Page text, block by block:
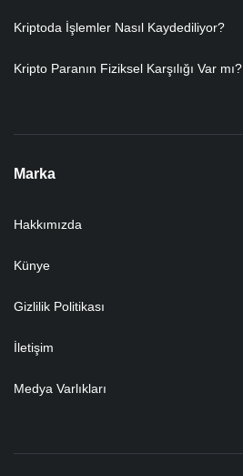
Kriptoda İşlemler Nasıl Kaydediliyor?
Kripto Paranın Fiziksel Karşılığı Var mı?
Marka
Hakkımızda
Künye
Gizlilik Politikası
İletişim
Medya Varlıkları